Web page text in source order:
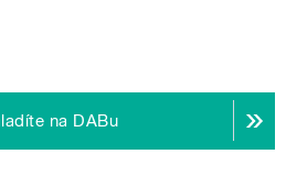
na DABu